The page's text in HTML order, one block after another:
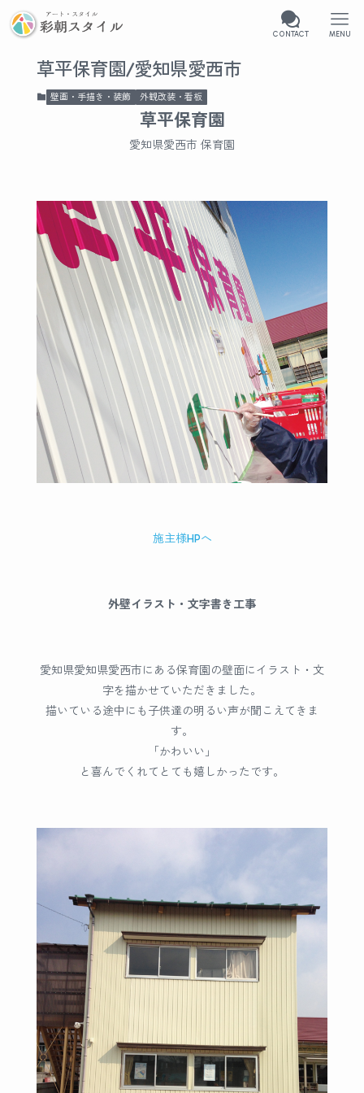
CONTACT MENU
草平保育園/愛知県愛西市
壁画・手描き・装飾 外観改装・看板
草平保育園
愛知県愛西市 保育園
施主様HPへ
外壁イラスト・文字書き工事
愛知県愛知県愛西市にある保育園の壁面にイラスト・文
字を描かせていただきました。
描いている途中にも子供達の明るい声が聞こえてきま
す。
「かわいい」
と喜んでくれてとても嬉しかったです。